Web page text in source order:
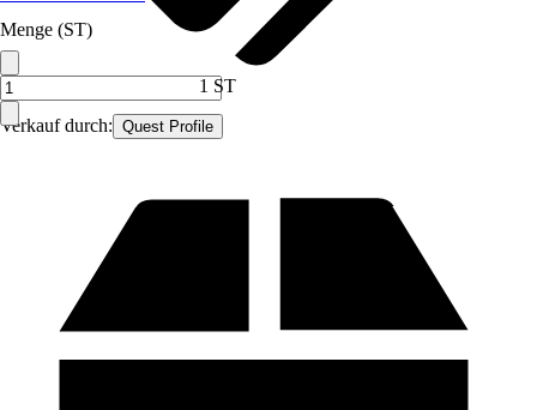
Verkauf durch: Quest Profile
Menge (ST)
1 ST